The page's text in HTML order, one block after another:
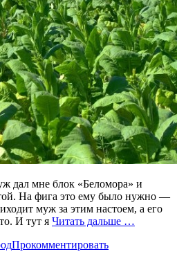
дал мне блок «Беломора» и
На фига это ему было нужно —
муж за этим настоем, а его
И тут я Читать дальше …
Прокомментировать